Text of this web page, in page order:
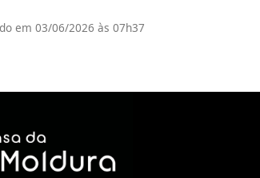
em 03/06/2026 às 07h37